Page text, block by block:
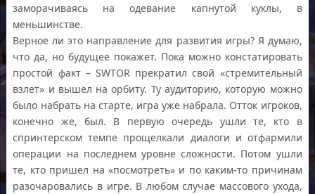
заморачиваясь на одевание капнутой куклы, в
меньшинстве.
Верное ли это направление для развития игры? Я думаю,
что да, но будущее покажет. Пока можно констатировать
простой факт – SWTOR прекратил свой «стремительный
взлет» и вышел на орбиту. Ту аудиторию, которую можно
было набрать на старте, игра уже набрала. Отток игроков,
конечно же, был. В первую очередь ушли те, кто в
спринтерском темпе прощелкали диалоги и отфармили
операции на последнем уровне сложности. Потом ушли
те, кто пришел на «посмотреть» и по каким-то причинам
разочаровались в игре. В любом случае массового ухода,